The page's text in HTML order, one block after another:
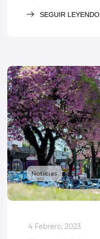
SEGUIR LEYENDO
Noticias
_
4 Febrero, 2023